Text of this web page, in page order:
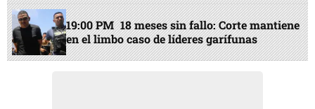
19:00 PM 18 meses sin fallo: Corte mantiene
en el limbo caso de líderes garífunas